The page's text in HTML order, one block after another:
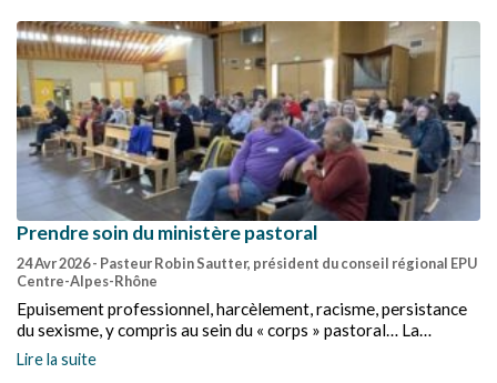
Prendre soin du ministère pastoral
24 Avr 2026- Pasteur Robin Sautter, président du conseil régional EPU
Centre-Alpes-Rhône
Epuisement professionnel, harcèlement, racisme, persistance
du sexisme, y compris au sein du « corps » pastoral… La
multiplication de ces situations a poussé l’institution ecclésiale
à prendre des mesures pour améliorer l’accompagnement des
Lire la suite